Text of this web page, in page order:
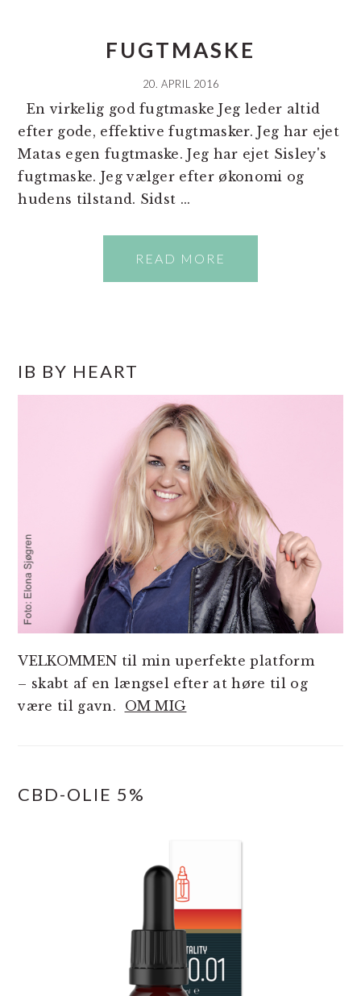
FUGTMASKE
20. APRIL 2016
En virkelig god fugtmaske Jeg leder altid
efter gode, effektive fugtmasker. Jeg har ejet
Matas egen fugtmaske. Jeg har ejet Sisley's
fugtmaske. Jeg vælger efter økonomi og
hudens tilstand. Sidst ...
READ MORE
SIDEBAR
IB BY HEART
VELKOMMEN til min uperfekte platform
– skabt af en længsel efter at høre til og
være til gavn. OM MIG
CBD-OLIE 5%